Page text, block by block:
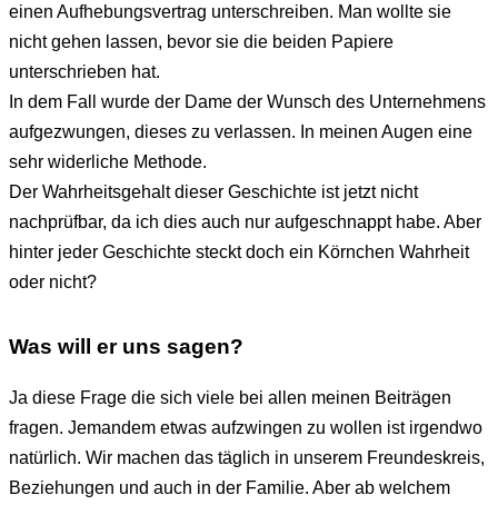
einen Aufhebungsvertrag unterschreiben. Man wollte sie
nicht gehen lassen, bevor sie die beiden Papiere
unterschrieben hat.
In dem Fall wurde der Dame der Wunsch des Unternehmens
aufgezwungen, dieses zu verlassen. In meinen Augen eine
sehr widerliche Methode.
Der Wahrheitsgehalt dieser Geschichte ist jetzt nicht
nachprüfbar, da ich dies auch nur aufgeschnappt habe. Aber
hinter jeder Geschichte steckt doch ein Körnchen Wahrheit
oder nicht?
Was will er uns sagen?
Ja diese Frage die sich viele bei allen meinen Beiträgen
fragen. Jemandem etwas aufzwingen zu wollen ist irgendwo
natürlich. Wir machen das täglich in unserem Freundeskreis,
Beziehungen und auch in der Familie. Aber ab welchem